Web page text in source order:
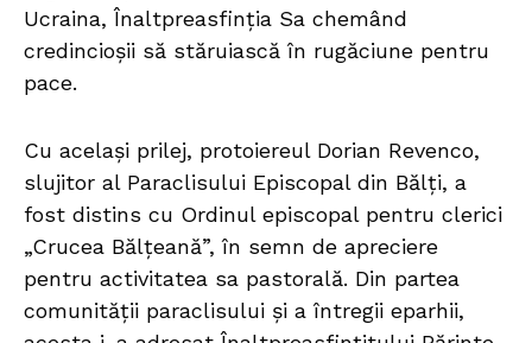
Ucraina, Înaltpreasfinția Sa chemând
credincioșii să stăruiască în rugăciune pentru
pace.
Cu același prilej, protoiereul Dorian Revenco,
slujitor al Paraclisului Episcopal din Bălți, a
fost distins cu Ordinul episcopal pentru clerici
„Crucea Bălțeană”, în semn de apreciere
pentru activitatea sa pastorală. Din partea
comunității paraclisului și a întregii eparhii,